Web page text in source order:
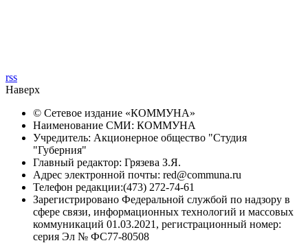
rss
Наверх
© Сетевое издание «КОММУНА»
Наименование СМИ: КОММУНА
Учредитель: Акционерное общество "Студия
"Губерния"
Главный редактор: Грязева З.Я.
Адрес электронной почты: red@communa.ru
Телефон редакции:(473) 272-74-61
Зарегистрировано Федеральной службой по надзору в
сфере связи, информационных технологий и массовых
коммуникаций 01.03.2021, регистрационный номер:
серия Эл № ФС77-80508